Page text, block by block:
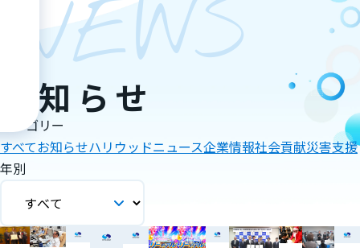
お知らせ
カテゴリー
すべてお知らせハリウッドニュース企業情報社会貢献災害支援
年別